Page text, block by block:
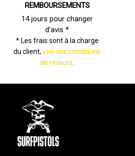
REMBOURSEMENTS
14 jours pour changer
d’avis *
* Les frais sont à la charge
du client,voir nos conditions
de retours